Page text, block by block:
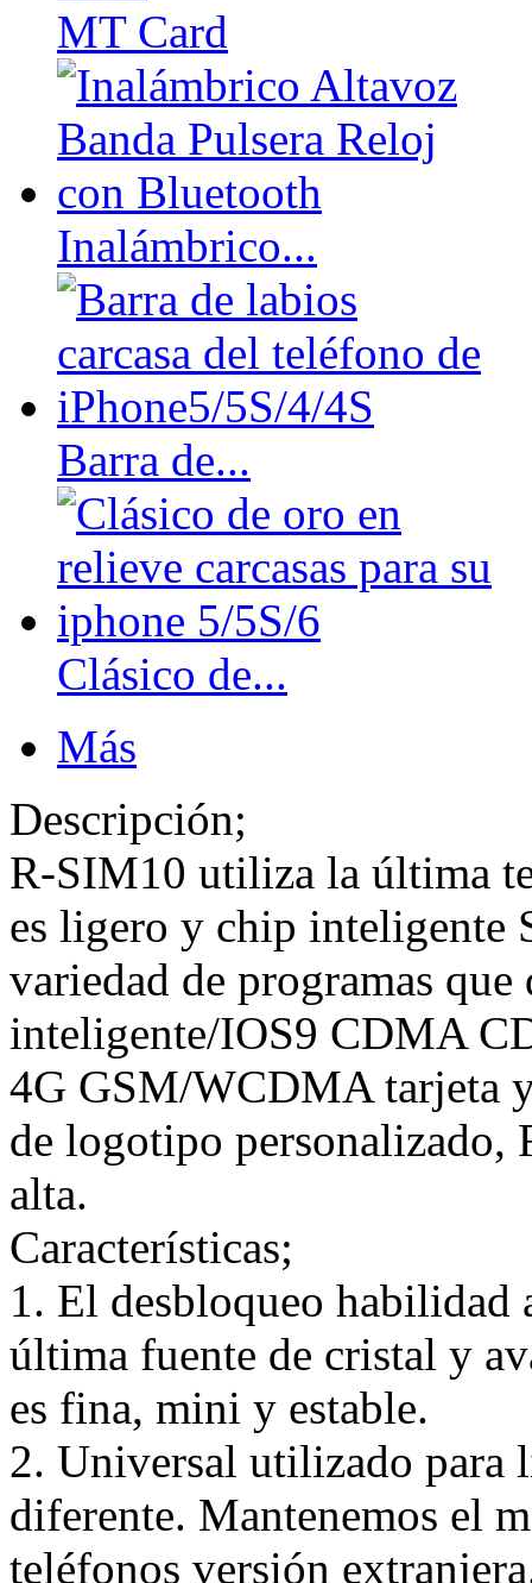
MT Card
Inalámbrico...
Barra de...
Clásico de...
Más
Descripción;
R-SIM10 utiliza la última
es ligero y chip inteligente
variedad de programas
inteligente/IOS9 CDMA
4G GSM/WCDMA tarjeta
de logotipo personalizado,
alta.
Características;
1. El desbloqueo habilidad
última fuente de cristal y
es fina, mini y estable.
2. Universal utilizado para
diferente. Mantenemos el
teléfonos versión